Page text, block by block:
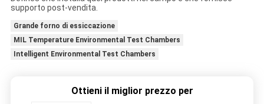
supporto post-vendita.
Grande forno di essiccazione
MIL Temperature Environmental Test Chambers
Intelligent Environmental Test Chambers
Ottieni il miglior prezzo per